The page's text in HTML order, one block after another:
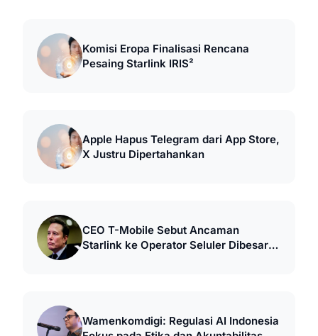
Komisi Eropa Finalisasi Rencana
Pesaing Starlink IRIS²
Apple Hapus Telegram dari App Store,
X Justru Dipertahankan
CEO T-Mobile Sebut Ancaman
Starlink ke Operator Seluler Dibesar-
Wamenkomdigi: Regulasi AI Indonesia